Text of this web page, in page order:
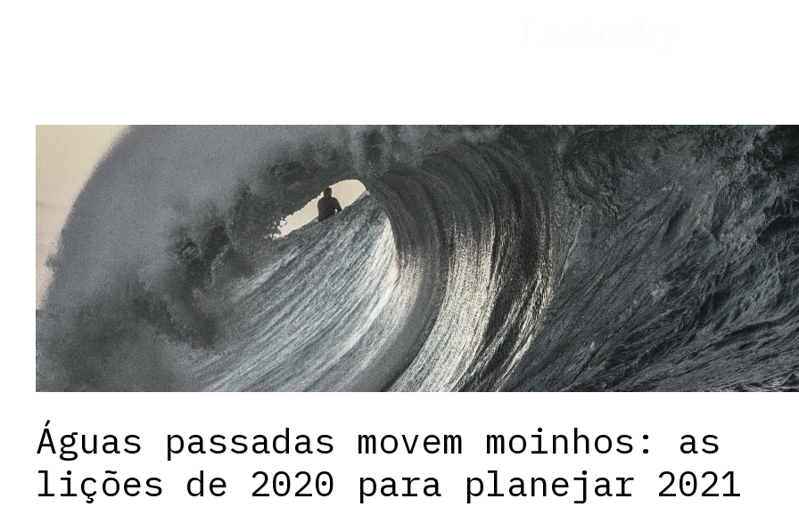
Águas passadas movem moinhos: as
lições de 2020 para planejar 2021